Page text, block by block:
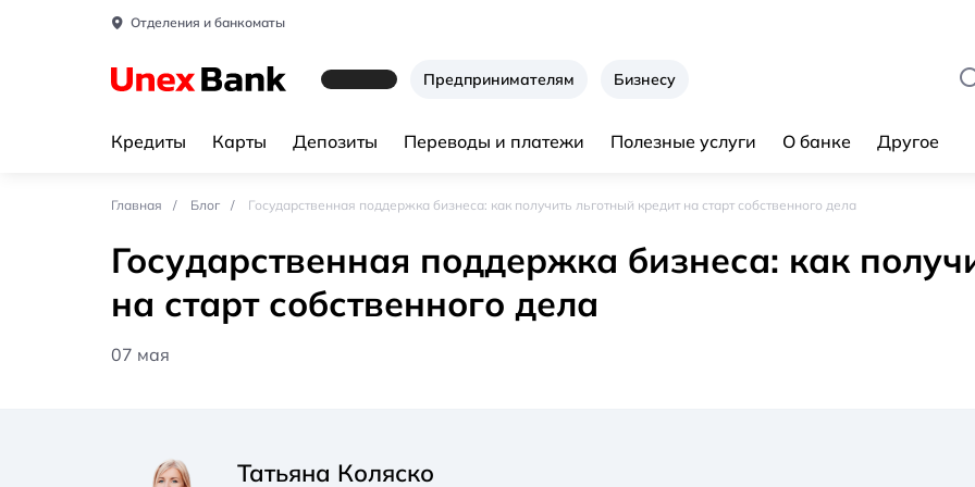
Отделения и банкоматы
Предпринимателям Бизнесу
Кредиты Карты Депозиты Переводы и платежи Полезные услуги О банке Другое
Главная Блог Государственная поддержка бизнеса: как получить льготный кредит на старт собственного дела
Государственная поддержка бизнеса: как
на старт собственного дела
07 мая
Татьяна Коляско